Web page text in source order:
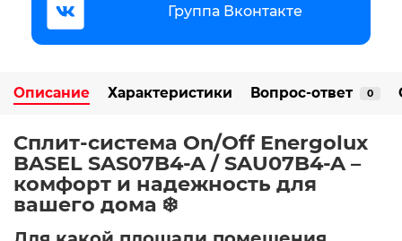
Группа Вконтакте
Описание Характеристики Вопрос-ответ 0
Сплит-система On/Off Energolux
BASEL SAS07B4-A / SAU07B4-A –
комфорт и надежность для
вашего дома ❄️